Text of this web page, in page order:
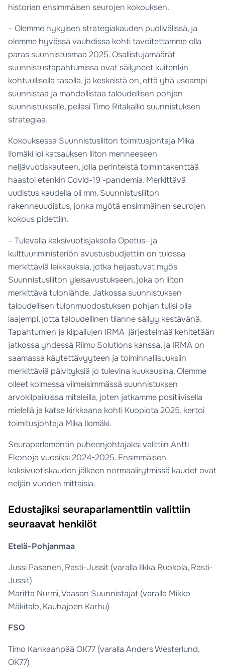
historian ensimmäisen seurojen kokouksen.
– Olemme nykyisen strategiakauden puolivälissä, ja
olemme hyvässä vauhdissa kohti tavoitettamme olla
paras suunnistusmaa 2025. Osallistujamäärät
suunnistustapahtumissa ovat säilyneet kuitenkin
kohtuullisella tasolla, ja keskeistä on, että yhä useampi
suunnistaa ja mahdollistaa taloudellisen pohjan
suunnistukselle, peilasi Timo Ritakallio suunnistuksen
strategiaa.
Kokouksessa Suunnistusliiton toimitusjohtaja Mika
Ilomäki loi katsauksen liiton menneeseen
neljävuotiskauteen, jolla perinteistä toimintakenttää
haastoi etenkin Covid-19 -pandemia. Merkittävä
uudistus kaudella oli mm. Suunnistusliiton
rakenneuudistus, jonka myötä ensimmäinen seurojen
kokous pidettiin.
– Tulevalla kaksivuotisjaksolla Opetus- ja
kulttuuriministeriön avustusbudjettiin on tulossa
merkittäviä leikkauksia, jotka heijastuvat myös
Suunnistusliiton yleisavustukseen, joka on liiton
merkittävä tulonlähde. Jatkossa suunnistuksen
taloudellisen tulonmuodostuksen pohjan tulisi olla
laajempi, jotta taloudellinen tilanne säilyy kestävänä.
Tapahtumien ja kilpailujen IRMA-järjestelmää kehitetään
jatkossa yhdessä Riimu Solutions kanssa, ja IRMA on
saamassa käytettävyyteen ja toiminnallisuuksiin
merkittäviä päivityksiä jo tulevina kuukausina. Olemme
olleet kolmessa viimeisimmässä suunnistuksen
arvokilpailuissa mitaleilla, joten jatkamme positiivisella
mielellä ja katse kirkkaana kohti Kuopiota 2025, kertoi
toimitusjohtaja Mika Ilomäki.
Seuraparlamentin puheenjohtajaksi valittiin Antti
Ekonoja vuosiksi 2024-2025. Ensimmäisen
kaksivuotiskauden jälkeen normaalirytmissä kaudet ovat
neljän vuoden mittaisia.
Edustajiksi seuraparlamenttiin valittiin
seuraavat henkilöt
Etelä-Pohjanmaa
Jussi Pasanen, Rasti-Jussit (varalla Ilkka Ruokola, Rasti-
Jussit)
Maritta Nurmi, Vaasan Suunnistajat (varalla Mikko
Mäkitalo, Kauhajoen Karhu)
FSO
Timo Kankaanpää OK77 (varalla Anders Westerlund,
OK77)